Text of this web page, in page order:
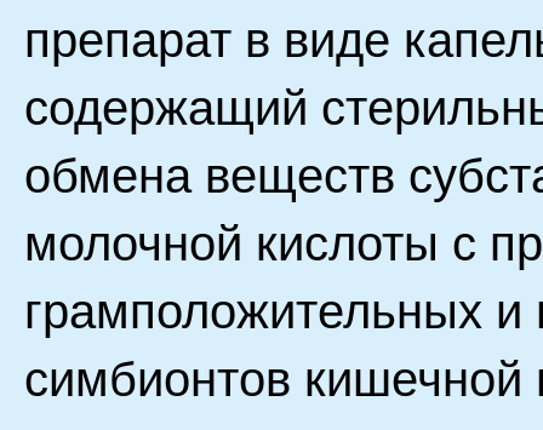
препарат в виде
содержащий
обмена веществ
молочной кислоты с
грамположительных и
симбионтов